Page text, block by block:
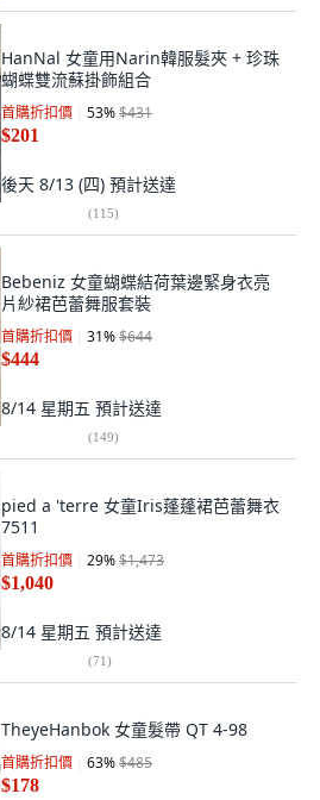
HanNal 女童用Narin韓服髮夾 + 珍珠
蝴蝶雙流蘇掛飾組合
首購折扣價 53%$431
$201
後天 8/13 (四) 預計送達
(115)
Bebeniz 女童蝴蝶結荷葉邊緊身衣亮
片紗裙芭蕾舞服套裝
首購折扣價 31%$644
$444
8/14 星期五 預計送達
(149)
pied a 'terre 女童Iris蓬蓬裙芭蕾舞衣
7511
首購折扣價 29%$1,473
$1,040
8/14 星期五 預計送達
(71)
TheyeHanbok 女童髮帶 QT 4-98
首購折扣價 63%$485
$178